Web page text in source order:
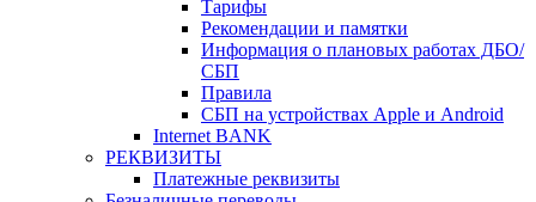
Тарифы
Рекомендации и памятки
Информация о плановых работах ДБО/
СБП
Правила
СБП на устройствах Apple и Android
Internet BANK
РЕКВИЗИТЫ
Платежные реквизиты